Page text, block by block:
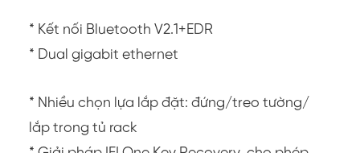
* Kết nối Bluetooth V2.1+EDR
* Dual gigabit ethernet
* Nhiều chọn lựa lắp đặt: đứng/treo tường/
lắp trong tủ rack